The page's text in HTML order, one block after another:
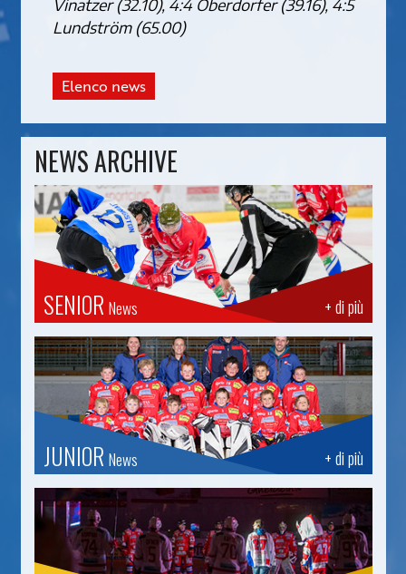
Vinatzer (32.10), 4:4 Oberdorfer (39.16), 4:5
Lundström (65.00)
Elenco news
NEWS ARCHIVE
+ di più
SENIOR News
+ di più
JUNIOR News